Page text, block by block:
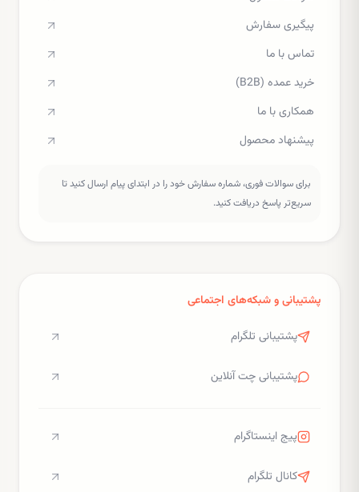
پیگیری سفارش
تماس با ما
خرید عمده (B2B)
همکاری با ما
پیشنهاد محصول
برای سوالات فوری، شماره سفارش خود را در ابتدای پیام ارسال کنید تا
سریع‌تر پاسخ دریافت کنید.
پشتیبانی و شبکه‌های اجتماعی
پشتیبانی تلگرام
پشتیبانی چت آنلاین
پیج اینستاگرام
کانال تلگرام